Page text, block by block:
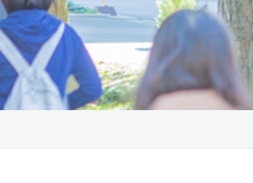
文学部
社会
過去問題の出題方針